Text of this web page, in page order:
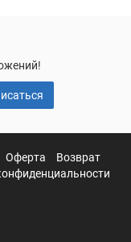
Оферта
Возврат